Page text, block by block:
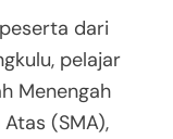
dari
pelajar
Menengah
(SMA),